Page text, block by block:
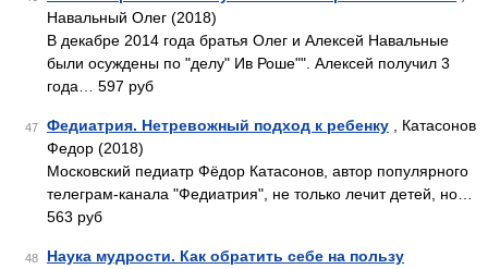
Навальный Олег (2018)
В декабре 2014 года братья Олег и Алексей Навальные
были осуждены по "делу" Ив Роше"". Алексей получил 3
года… 597 руб
47 Федиатрия. Нетревожный подход к ребенку , Катасонов
Федор (2018)
Московский педиатр Фёдор Катасонов, автор популярного
телеграм-канала "Федиатрия", не только лечит детей, но…
563 руб
48
Наука мудрости. Как обратить себе на пользу